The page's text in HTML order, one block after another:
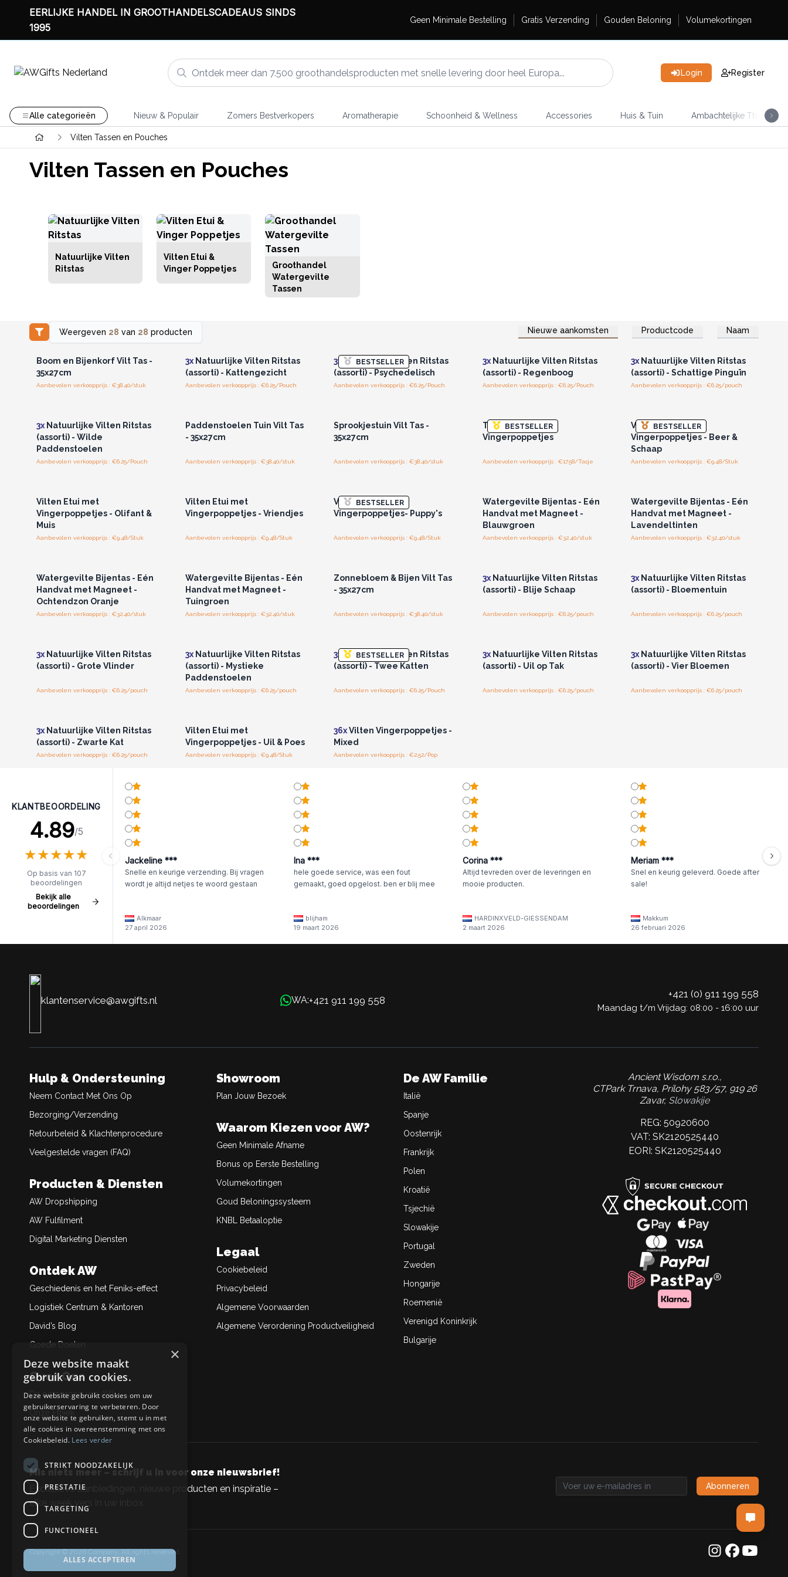
EERLIJKE HANDEL IN GROOTHANDELSCADEAUS SINDS
1995
Geen Minimale Bestelling Gratis Verzending Gouden Beloning Volumekortingen
Login Register
Alle categorieën Nieuw & Populair Zomers Bestverkopers Aromatherapie Schoonheid & Wellness Accessories Huis & Tuin Ambachtelijke Thee
Vilten Tassen en Pouches
Vilten Tassen en Pouches
Natuurlijke Vilten
Ritstas
Vilten Etui &
Vinger Poppetjes
Groothandel
Watergevilte
Tassen
Weergeven 28 van 28 producten Nieuwe aankomsten Productcode Naam
Log in of registreer u voor
groothandelsprijzen.
Boom en Bijenkorf Vilt Tas -
35x27cm
Aanbevolen verkoopprijs : €38.40/stuk
3xNatuurlijke Vilten Ritstas
(assorti) - Kattengezicht
Aanbevolen verkoopprijs : €6.25/Pouch
BESTSELLER
3x
Natuurlijke Vilten Ritstas
(assorti) - Psychedelisch
Aanbevolen verkoopprijs : €6.25/Pouch
Log in of registreer u voor
groothandelsprijzen.
3xNatuurlijke Vilten Ritstas
(assorti) - Regenboog
Aanbevolen verkoopprijs : €6.25/Pouch
Log in of registreer u voor
groothandelsprijzen.
3x Natuurlijke Vilten Ritstas
(assorti) - Schattige Pinguïn
Aanbevolen verkoopprijs : €6.25/pouch
3x Natuurlijke Vilten Ritstas
(assorti) - Wilde
Paddenstoelen
Aanbevolen verkoopprijs : €6.25/Pouch
Paddenstoelen Tuin Vilt Tas
- 35x27cm
Aanbevolen verkoopprijs : €38.40/stuk
Sprookjestuin Vilt Tas -
35x27cm
Aanbevolen verkoopprijs : €38.40/stuk
BESTSELLER
Tablettasje met
Vingerpoppetjes
Aanbevolen verkoopprijs : €17.58/Tasje
BESTSELLER
Vilten Etui met
Vingerpoppetjes - Beer &
Schaap
Aanbevolen verkoopprijs : €9.48/Stuk
Vilten Etui met
Vingerpoppetjes - Olifant &
Muis
Aanbevolen verkoopprijs : €9.48/Stuk
Vilten Etui met
Vingerpoppetjes - Vriendjes
Aanbevolen verkoopprijs : €9.48/Stuk
BESTSELLER
Vilten Etui met
Vingerpoppetjes- Puppy's
Aanbevolen verkoopprijs : €9.48/Stuk
Watergevilte Bijentas - Eén
Handvat met Magneet -
Blauwgroen
Aanbevolen verkoopprijs : €32.40/stuk
Watergevilte Bijentas - Eén
Handvat met Magneet -
Lavendeltinten
Aanbevolen verkoopprijs : €32.40/stuk
Watergevilte Bijentas - Eén
Handvat met Magneet -
Ochtendzon Oranje
Aanbevolen verkoopprijs : €32.40/stuk
Watergevilte Bijentas - Eén
Handvat met Magneet -
Tuingroen
Aanbevolen verkoopprijs : €32.40/stuk
Zonnebloem & Bijen Vilt Tas
- 35x27cm
Aanbevolen verkoopprijs : €38.40/stuk
3xNatuurlijke Vilten Ritstas
(assorti) - Blije Schaap
Aanbevolen verkoopprijs : €6.25/pouch
3x Natuurlijke Vilten Ritstas
(assorti) - Bloementuin
Aanbevolen verkoopprijs : €6.25/pouch
3x Natuurlijke Vilten Ritstas
(assorti) - Grote Vlinder
Aanbevolen verkoopprijs : €6.25/pouch
3xNatuurlijke Vilten Ritstas
(assorti) - Mystieke
Paddenstoelen
Aanbevolen verkoopprijs : €6.25/pouch
BESTSELLER
3x Natuurlijke Vilten Ritstas
(assorti) - Twee Katten
Aanbevolen verkoopprijs : €6.25/Pouch
3xNatuurlijke Vilten Ritstas
(assorti) - Uil op Tak
Aanbevolen verkoopprijs : €6.25/pouch
3x Natuurlijke Vilten Ritstas
(assorti) - Vier Bloemen
Aanbevolen verkoopprijs : €6.25/pouch
3x Natuurlijke Vilten Ritstas
(assorti) - Zwarte Kat
Aanbevolen verkoopprijs : €6.25/pouch
Vilten Etui met
Vingerpoppetjes - Uil & Poes
Aanbevolen verkoopprijs : €9.48/Stuk
36xVilten Vingerpoppetjes -
Mixed
Aanbevolen verkoopprijs : €2.52/Pop
KLANTBEOORDELING
4.89/5
★★★★★
★★★★★
Op basis van 107
beoordelingen
Bekijk alle
beoordelingen
Jackeline ***
Snelle en keurige verzending. Bij vragen
wordt je altijd netjes te woord gestaan
Alkmaar
27 april 2026
Ina ***
hele goede service, was een fout
gemaakt, goed opgelost. ben er blij mee
blijham
19 maart 2026
Corina ***
Altijd tevreden over de leveringen en
mooie producten.
HARDINXVELD-GIESSENDAM
2 maart 2026
Meriam ***
Snel en keurig geleverd. Goede after
sale!
Makkum
26 februari 2026
klantenservice@awgifts.nl WA:+421 911 199 558
+421 (0) 911 199 558
Maandag t/m Vrijdag: 08:00 - 16:00 uur
Hulp & Ondersteuning
Neem Contact Met Ons Op
Bezorging/Verzending
Retourbeleid & Klachtenprocedure
Veelgestelde vragen (FAQ)
Producten & Diensten
AW Dropshipping
AW Fulfilment
Digital Marketing Diensten
Ontdek AW
Geschiedenis en het Feniks-effect
Logistiek Centrum & Kantoren
David’s Blog
Goede Doelen
Over Ons
De oorsprong van AW
Showroom
Plan Jouw Bezoek
Waarom Kiezen voor AW?
Geen Minimale Afname
Bonus op Eerste Bestelling
Volumekortingen
Goud Beloningssysteem
KNBL Betaaloptie
Legaal
Cookiebeleid
Privacybeleid
Algemene Voorwaarden
Algemene Verordening Productveiligheid
De AW Familie
Italië
Spanje
Oostenrijk
Frankrijk
Polen
Kroatië
Tsjechië
Slowakije
Portugal
Zweden
Hongarije
Roemenië
Verenigd Koninkrijk
Bulgarije
Ancient Wisdom s.r.o.,
CTPark Trnava, Prílohy 583/57, 919 26
Zavar, Slowakije
REG: 50920600
VAT: SK2120525440
EORI: SK2120525440
Mis niets meer – schrijf u in voor onze nieuwsbrief!
Exclusieve aanbiedingen, nieuwe producten en inspiratie –
elke week vers in uw inbox.
Email address
Abonneren
Copyright © 2026 Company, All rights reserved.
×
Deze website maakt
gebruik van cookies.
Deze website gebruikt cookies om uw
gebruikerservaring te verbeteren. Door
onze website te gebruiken, stemt u in met
alle cookies in overeenstemming met ons
Cookiebeleid. Lees verder
STRIKT NOODZAKELIJK
PRESTATIE
TARGETING
FUNCTIONEEL
ALLES ACCEPTEREN